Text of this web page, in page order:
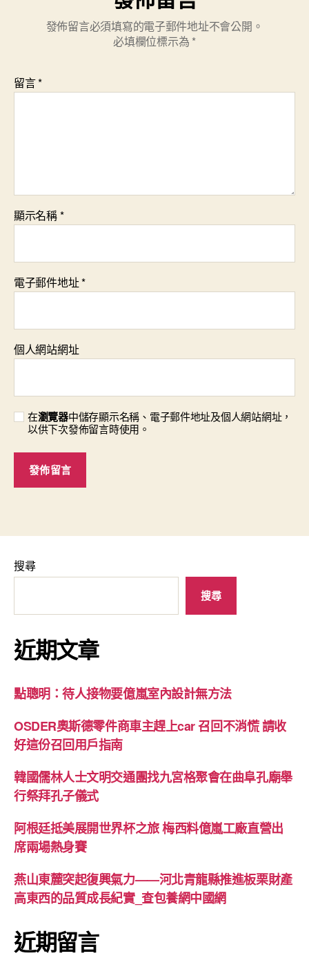
發佈留言必須填寫的電子郵件地址不會公開。
必填欄位標示為 *
留言*
顯示名稱*
電子郵件地址*
個人網站網址
在瀏覽器中儲存顯示名稱、電子郵件地址及個人網站網址，
以供下次發佈留言時使用。
搜尋
搜尋
近期文章
點聰明：待人接物要億嵐室內設計無方法
OSDER奧斯德零件商車主趕上car 召回不消慌 請收
好這份召回用戶指南
韓國儒林人士文明交通團找九宮格聚會在曲阜孔廟舉
行祭拜孔子儀式
阿根廷抵美展開世界杯之旅 梅西料億嵐工廠直營出
席兩場熱身賽
燕山東麓突起復興氣力——河北青龍縣推進板栗財產
高東西的品質成長紀實_查包養網中國網
近期留言